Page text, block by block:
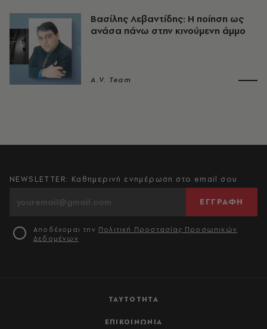
Βασίλης Λεβαντίδης: Η ποίηση ως
ανάσα πάνω στην κινούμενη άμμο
A.V. Team
ΤΑΥΤΟΤΗΤΑ
ΕΠΙΚΟΙΝΩΝΙΑ
NEWSLETTER: Καθημερινή ενημέρωση στο email σου
ΕΓΓΡΑΦΗ
Αποδέχομαι την Πολιτική Προστασίας Προσωπικών
Δεδομένων